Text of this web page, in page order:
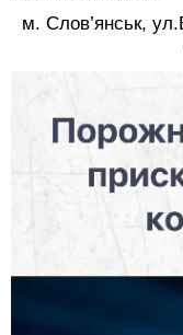
м. Слов’янськ,